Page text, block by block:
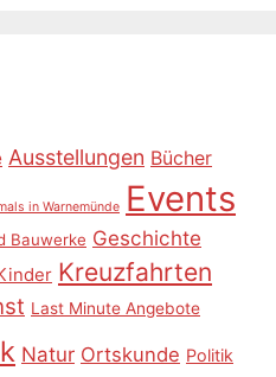
Ausstellungen Bücher
in Warnemünde Events
Bauwerke Geschichte
Kreuzfahrten
Last Minute Angebote
Natur Ortskunde Politik